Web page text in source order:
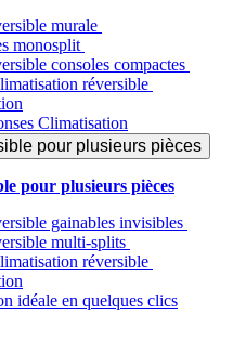
murale
monosplit
consoles compactes
réversible
Climatisation
pour plusieurs pièces
pour plusieurs pièces
gainables invisibles
multi-splits
réversible
idéale en quelques clics